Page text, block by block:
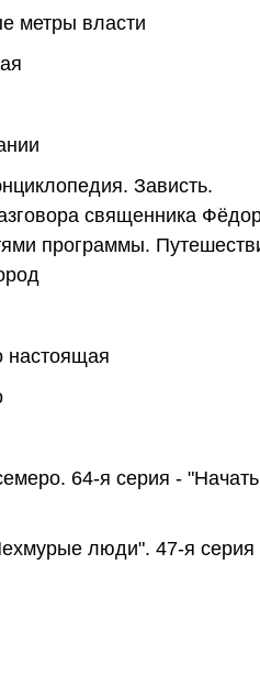
метры власти
Зависть.
священника
программы.
настоящая
64-я серия - "Начать
люди". 47-я серия